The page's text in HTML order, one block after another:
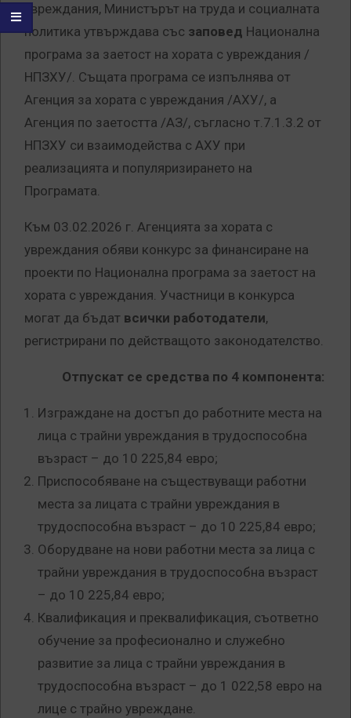
увреждания, Министърът на труда и социалната
политика утвърждава със заповед Национална
програма за заетост на хората с увреждания /
НПЗХУ/. Същата програма се изпълнява от
Агенция за хората с увреждания /АХУ/, а
Агенция по заетостта /АЗ/, съгласно т.7.1.3.2 от
НПЗХУ си взаимодейства с АХУ при
реализацията и популяризирането на
Програмата.
Към 03.02.2026 г. Агенцията за хората с
увреждания обяви конкурс за финансиране на
проекти по Национална програма за заетост на
хората с увреждания. Участници в конкурса
могат да бъдат всички работодатели,
регистрирани по действащото законодателство.
Отпускат се средства по 4 компонента:
Изграждане на достъп до работните места на
лица с трайни увреждания в трудоспособна
възраст – до 10 225,84 евро;
Приспособяване на съществуващи работни
места за лицата с трайни увреждания в
трудоспособна възраст – до 10 225,84 евро;
Оборудване на нови работни места за лица с
трайни увреждания в трудоспособна възраст
– до 10 225,84 евро;
Квалификация и преквалификация, съответно
обучение за професионално и служебно
развитие за лица с трайни увреждания в
трудоспособна възраст – до 1 022,58 евро на
лице с трайно увреждане.